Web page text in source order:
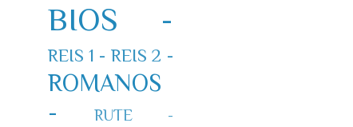
BIOS -
REIS 1 - REIS 2 -
ROMANOS
-
RUTE -